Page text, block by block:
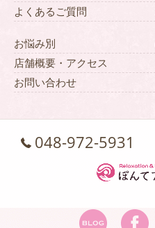
よくあるご質問
お悩み別
店舗概要・アクセス
お問い合わせ
048-972-5931